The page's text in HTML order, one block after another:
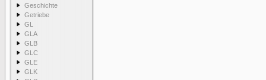
Geschichte
Getriebe
GL
GLA
GLB
GLC
GLE
GLK